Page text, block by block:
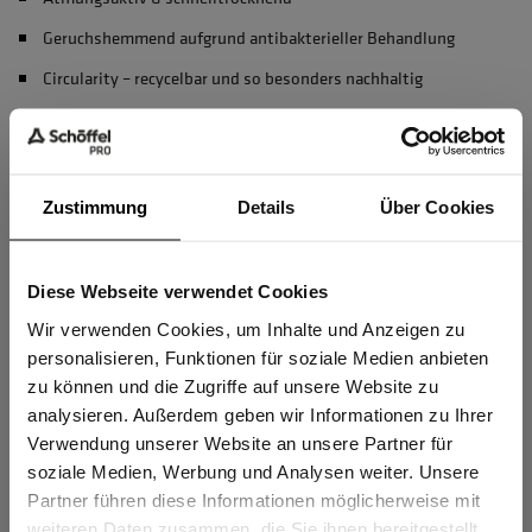
Zustimmung Details Über Cookies
Diese Webseite verwendet Cookies
Wir verwenden Cookies, um Inhalte und Anzeigen zu
personalisieren, Funktionen für soziale Medien anbieten
zu können und die Zugriffe auf unsere Website zu
analysieren. Außerdem geben wir Informationen zu Ihrer
Verwendung unserer Website an unsere Partner für
soziale Medien, Werbung und Analysen weiter. Unsere
Partner führen diese Informationen möglicherweise mit
weiteren Daten zusammen, die Sie ihnen bereitgestellt
Geruchshemmend aufgrund antibakterieller Behandlung
Circularity – recycelbar und so besonders nachhaltig
In Deutschland förderfähig durch die Berufsgenossenschaft
BG BAU
mehr anzeigen
Herstellerangaben
Schöffel PRO GmbH, Albert-Einstein-Strasse 1, 86830
Schwabmünchen, Deutschland
info@schoeffel-pro.com
Materialeigenschaften
Sind Sie
Gewerbetreibender?
Ich bestätige, dass ich Gewerbetreibender bin. Alle
Preise werden netto ausgewiesen.